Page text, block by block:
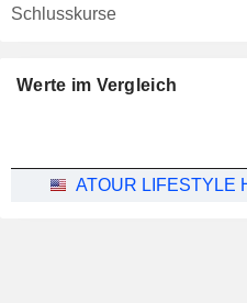
Schlusskurse
Werte im Vergleich